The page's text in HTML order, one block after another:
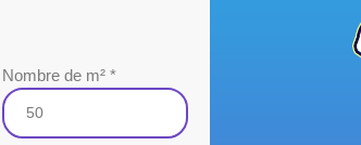
Nombre de m² *